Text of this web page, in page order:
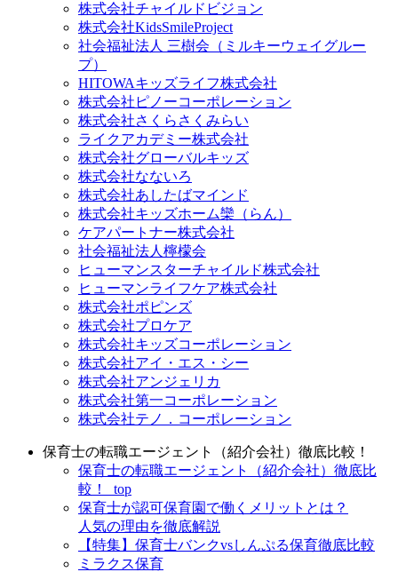
株式会社チャイルドビジョン
株式会社KidsSmileProject
社会福祉法人 三樹会（ミルキーウェイグルー
プ）
HITOWAキッズライフ株式会社
株式会社ピノーコーポレーション
株式会社さくらさくみらい
ライクアカデミー株式会社
株式会社グローバルキッズ
株式会社なないろ
株式会社あしたばマインド
株式会社キッズホーム欒（らん）
ケアパートナー株式会社
社会福祉法人檸檬会
ヒューマンスターチャイルド株式会社
ヒューマンライフケア株式会社
株式会社ポピンズ
株式会社プロケア
株式会社キッズコーポレーション
株式会社アイ・エス・シー
株式会社アンジェリカ
株式会社第一コーポレーション
株式会社テノ．コーポレーション
保育士の転職エージェント（紹介会社）徹底比較！
保育士の転職エージェント（紹介会社）徹底比
較！_top
保育士が認可保育園で働くメリットとは？
人気の理由を徹底解説
【特集】保育士バンクvsしんぷる保育徹底比較
ミラクス保育